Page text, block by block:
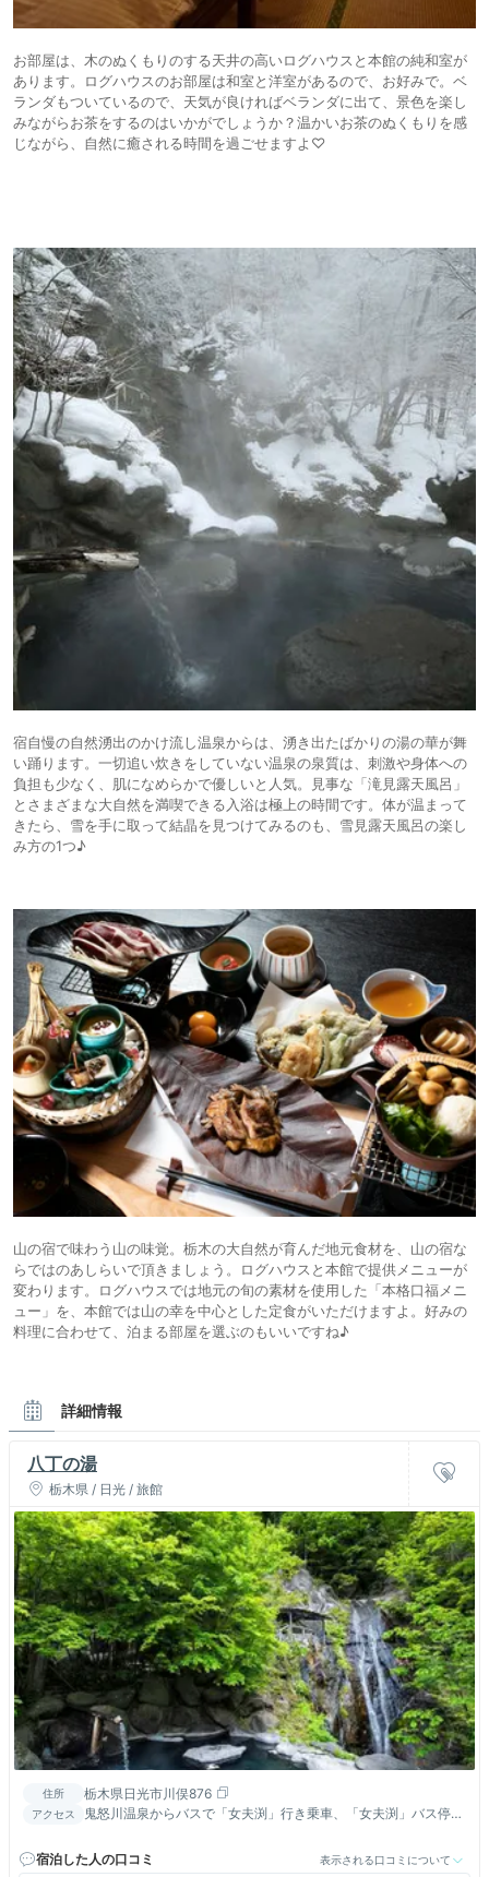
お部屋は、木のぬくもりのする天井の高いログハウスと本館の純和室が
あります。ログハウスのお部屋は和室と洋室があるので、お好みで。ベ
ランダもついているので、天気が良ければベランダに出て、景色を楽し
みながらお茶をするのはいかがでしょうか？温かいお茶のぬくもりを感
じながら、自然に癒される時間を過ごせますよ♡
宿自慢の自然湧出のかけ流し温泉からは、湧き出たばかりの湯の華が舞
い踊ります。一切追い炊きをしていない温泉の泉質は、刺激や身体への
負担も少なく、肌になめらかで優しいと人気。見事な「滝見露天風呂」
とさまざまな大自然を満喫できる入浴は極上の時間です。体が温まって
きたら、雪を手に取って結晶を見つけてみるのも、雪見露天風呂の楽し
み方の1つ♪
山の宿で味わう山の味覚。栃木の大自然が育んだ地元食材を、山の宿な
らではのあしらいで頂きましょう。ログハウスと本館で提供メニューが
変わります。ログハウスでは地元の旬の素材を使用した「本格口福メニ
ュー」を、本館では山の幸を中心とした定食がいただけますよ。好みの
料理に合わせて、泊まる部屋を選ぶのもいいですね♪
詳細情報
八丁の湯
栃木県 / 日光 / 旅館
住所 栃木県日光市川俣876
アクセス
鬼怒川温泉からバスで「女夫渕」行き乗車、「女夫渕」バス停よ
宿泊した人の口コミ
表示される口コミについて